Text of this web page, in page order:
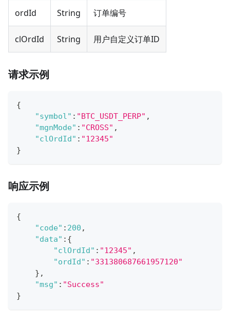
ordId String 订单编号
clOrdId String 用户自定义订单ID
请求示例
{
"symbol" : "BTC_USDT_PERP" ,
"mgnMode" : "CROSS" ,
"clOrdId" : "12345"
}
响应示例
{
"code" : 200 ,
"data" : {
"clOrdId" : "12345" ,
"ordId" : "331380687661957120"
} ,
"msg" : "Success"
}